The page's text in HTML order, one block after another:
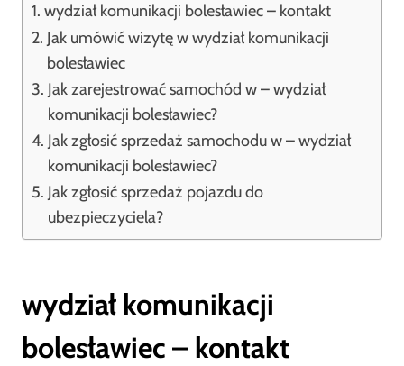
wydział komunikacji bolesławiec – kontakt
Jak umówić wizytę w wydział komunikacji
bolesławiec
Jak zarejestrować samochód w – wydział
komunikacji bolesławiec?
Jak zgłosić sprzedaż samochodu w – wydział
komunikacji bolesławiec?
Jak zgłosić sprzedaż pojazdu do
ubezpieczyciela?
wydział komunikacji
bolesławiec – kontakt